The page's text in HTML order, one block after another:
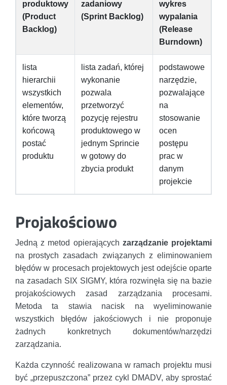
produktowy
(Product
Backlog)
zadaniowy
(Sprint Backlog)
wykres
wypalania
(Release
Burndown)
lista
hierarchii
wszystkich
elementów,
które tworzą
końcową
postać
produktu
lista zadań, której
wykonanie
pozwala
przetworzyć
pozycję rejestru
produktowego w
jednym Sprincie
w gotowy do
zbycia produkt
podstawowe
narzędzie,
pozwalające
na
stosowanie
ocen
postępu
prac w
danym
projekcie
Projakościowo
Jedną z metod opierających zarządzanie projektami
na prostych zasadach związanych z eliminowaniem
błędów w procesach projektowych jest odejście oparte
na zasadach SIX SIGMY, która rozwinęła się na bazie
projakościowych zasad zarządzania procesami.
Metoda ta stawia nacisk na wyeliminowanie
wszystkich błędów jakościowych i nie proponuje
żadnych konkretnych dokumentów/narzędzi
zarządzania.
Każda czynność realizowana w ramach projektu musi
być „przepuszczona” przez cykl DMADV, aby sprostać